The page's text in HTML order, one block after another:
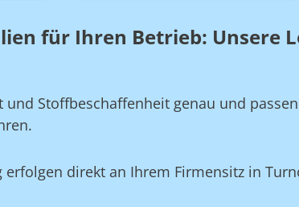
für Ihren Betrieb: Unsere
Stoffbeschaffenheit genau und
direkt an Ihrem Firmensitz in